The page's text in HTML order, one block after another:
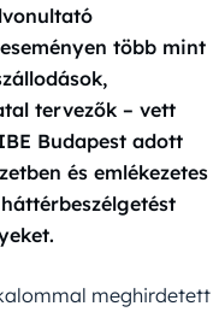
több mint
tervezők – vett
Budapest adott
és emlékezetes
meghirdetett